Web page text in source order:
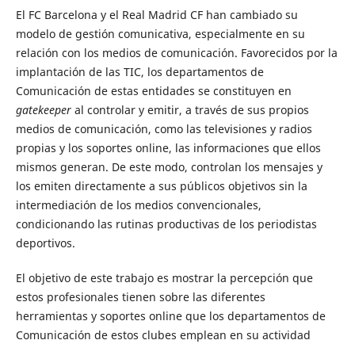
El FC Barcelona y el Real Madrid CF han cambiado su
modelo de gestión comunicativa, especialmente en su
relación con los medios de comunicación. Favorecidos por la
implantación de las TIC, los departamentos de
Comunicación de estas entidades se constituyen en
gatekeeperal controlar y emitir, a través de sus propios
medios de comunicación, como las televisiones y radios
propias y los soportes online, las informaciones que ellos
mismos generan. De este modo, controlan los mensajes y
los emiten directamente a sus públicos objetivos sin la
intermediación de los medios convencionales,
condicionando las rutinas productivas de los periodistas
deportivos.
El objetivo de este trabajo es mostrar la percepción que
estos profesionales tienen sobre las diferentes
herramientas y soportes online que los departamentos de
Comunicación de estos clubes emplean en su actividad